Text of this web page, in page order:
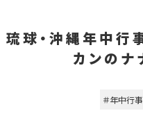
琉球・沖縄年中
カンのナ
＃年中行事